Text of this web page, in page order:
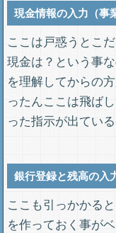
現金情報の入力（事
ここは戸惑うとこ
現金は？という事
を理解してからの
ったんここは飛ば
った指示が出ている
銀行登録と残高の入
ここも引っかかる
を作っておく事が